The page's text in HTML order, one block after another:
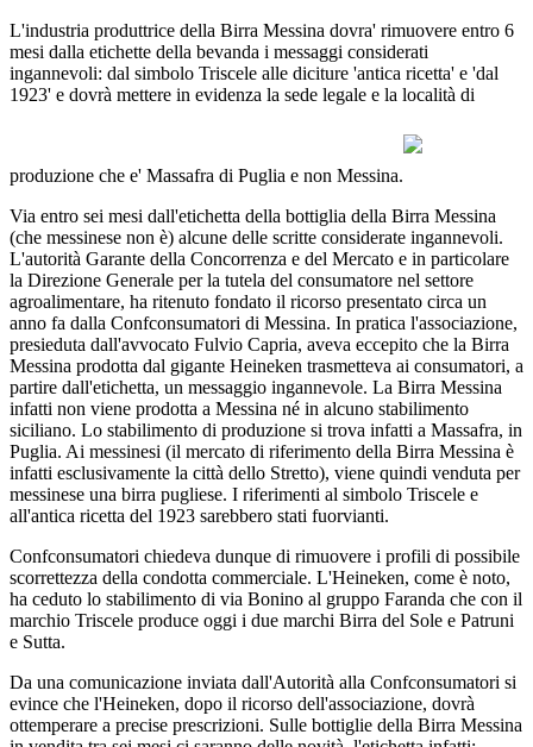
L'industria produttrice della Birra Messina dovra' rimuovere entro 6
mesi dalla etichette della bevanda i messaggi considerati
ingannevoli: dal simbolo Triscele alle diciture 'antica ricetta' e 'dal
1923' e dovrà mettere in evidenza la sede legale e la località di
produzione che e' Massafra di Puglia e non Messina.
Via entro sei mesi dall'etichetta della bottiglia della Birra Messina
(che messinese non è) alcune delle scritte considerate ingannevoli.
L'autorità Garante della Concorrenza e del Mercato e in particolare
la Direzione Generale per la tutela del consumatore nel settore
agroalimentare, ha ritenuto fondato il ricorso presentato circa un
anno fa dalla Confconsumatori di Messina. In pratica l'associazione,
presieduta dall'avvocato Fulvio Capria, aveva eccepito che la Birra
Messina prodotta dal gigante Heineken trasmetteva ai consumatori, a
partire dall'etichetta, un messaggio ingannevole. La Birra Messina
infatti non viene prodotta a Messina né in alcuno stabilimento
siciliano. Lo stabilimento di produzione si trova infatti a Massafra, in
Puglia. Ai messinesi (il mercato di riferimento della Birra Messina è
infatti esclusivamente la città dello Stretto), viene quindi venduta per
messinese una birra pugliese. I riferimenti al simbolo Triscele e
all'antica ricetta del 1923 sarebbero stati fuorvianti.
Confconsumatori chiedeva dunque di rimuovere i profili di possibile
scorrettezza della condotta commerciale. L'Heineken, come è noto,
ha ceduto lo stabilimento di via Bonino al gruppo Faranda che con il
marchio Triscele produce oggi i due marchi Birra del Sole e Patruni
e Sutta.
Da una comunicazione inviata dall'Autorità alla Confconsumatori si
evince che l'Heineken, dopo il ricorso dell'associazione, dovrà
ottemperare a precise prescrizioni. Sulle bottiglie della Birra Messina